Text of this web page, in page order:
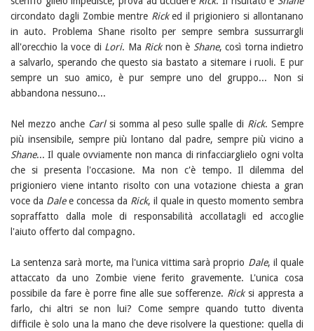
circondato dagli Zombie mentre Ricked il prigioniero si allontanano
in auto. Problema Shane risolto per sempre sembra sussurrargli
all'orecchio la voce di Lori. Ma Ricknon è Shane, così torna indietro
a salvarlo, sperando che questo sia bastato a sitemare i ruoli. E pur
sempre un suo amico, è pur sempre uno del gruppo... Non si
abbandona nessuno...
Nel mezzo anche Carlsi somma al peso sulle spalle di Rick. Sempre
più insensibile, sempre più lontano dal padre, sempre più vicino a
Shane... Il quale ovviamente non manca di rinfacciarglielo ogni volta
che si presenta l'occasione. Ma non c'è tempo. Il dilemma del
prigioniero viene intanto risolto con una votazione chiesta a gran
voce da Dalee concessa da Rick, il quale in questo momento sembra
sopraffatto dalla mole di responsabilità accollatagli ed accoglie
l'aiuto offerto dal compagno.
La sentenza sarà morte, ma l'unica vittima sarà proprio Dale, il quale
attaccato da uno Zombie viene ferito gravemente. L'unica cosa
possibile da fare è porre fine alle sue sofferenze. Ricksi appresta a
farlo, chi altri se non lui? Come sempre quando tutto diventa
difficile è solo una la mano che deve risolvere la questione: quella di